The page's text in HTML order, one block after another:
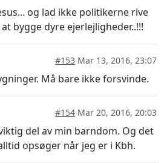
og lad ikke politikerne rive
bygge dyre ejerlejligheder..!!!
#153 Mar 13, 2016, 23:07
Må bare ikke forsvinde.
#154 Mar 20, 2016, 20:03
del av min barndom. Og det
opsøger når jeg er i Kbh.